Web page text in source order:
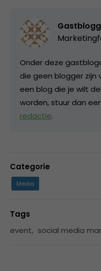
Onder deze
die geen blogger zijn
een blog die je wilt
worden, stuur dan
redactie.
Categorie
Media
Tags
event, social media